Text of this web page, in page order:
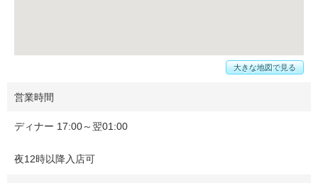
大きな地図で見る
営業時間
ディナー 17:00～翌01:00
夜12時以降入店可